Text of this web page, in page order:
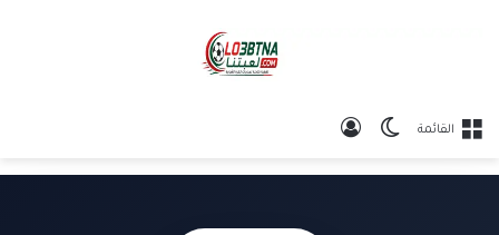
القائمة الوضع المظلم